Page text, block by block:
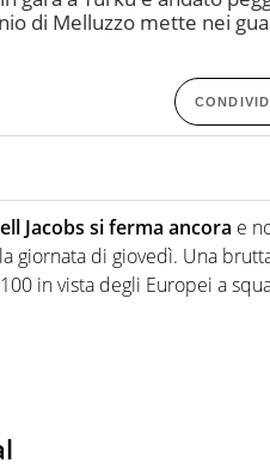
di Melluzzo mette nei
CONDIVIDI
football, baseball e la
granché
Jacobs si ferma ancora e
giornata di giovedì. Una
in vista degli Europei a